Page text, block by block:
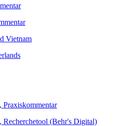
Vietnam
(Behr's Digital)